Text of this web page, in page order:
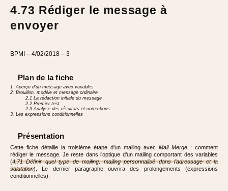
4.73 Rédiger le message à
envoyer
BPMI – 4/02/2018 – 3
Plan de la fiche
1. Aperçu d’un message avec variables
2. Brouillon, modèle et message ordinaire
2.1 La rédaction initiale du message
2.2 Premier test
2.3 Analyse des résultats et corrections
3. Les expressions conditionnelles
Présentation
Cette fiche détaille la troisième étape d’un mailing avec Mail Merge : comment
rédiger le message. Je reste dans l’optique d’un mailing comportant des variables
(4.71 Définir quel type de mailing, mailing personnalisé dans l’adressage et la
salutation). Le dernier paragraphe ouvrira des prolongements (expressions
conditionnelles).